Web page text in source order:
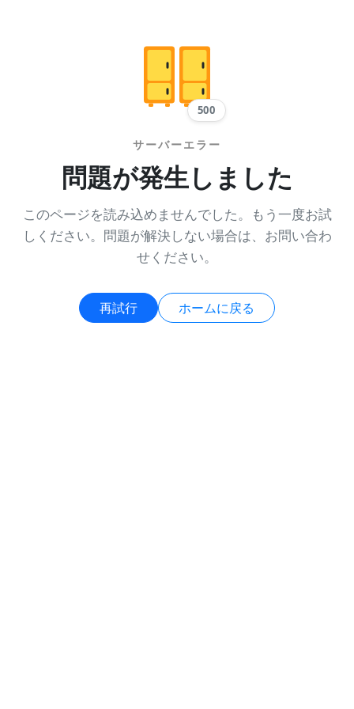
500
サーバーエラー
問題が発生しました
このページを読み込めませんでした。もう一度お試
しください。問題が解決しない場合は、お問い合わ
せください。
再試行 ホームに戻る